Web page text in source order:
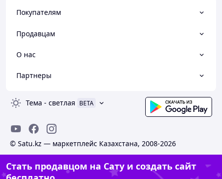
Покупателям
Продавцам
О нас
Партнеры
Тема - светлая BETA
© Satu.kz — маркетплейс Казахстана, 2008-2026
Стать продавцом на Сату и создать сайт